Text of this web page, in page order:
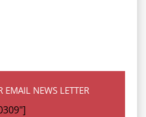
EMAIL NEWS LETTER